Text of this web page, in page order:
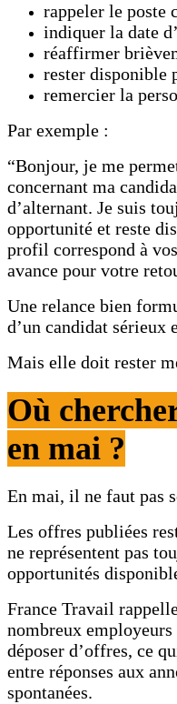
rappeler le poste
indiquer la date
réaffirmer
rester disponible
remercier la
Par exemple :
“Bonjour, je me
concernant ma
d’alternant. Je suis
opportunité et reste
profil correspond à
avance pour votre
Une relance bien
d’un candidat sérieux
Mais elle doit rester
Où
en mai ?
En mai, il ne faut pas
Les offres publiées
ne représentent pas
opportunités
France Travail
nombreux
déposer d’offres, ce
entre réponses aux
spontanées.